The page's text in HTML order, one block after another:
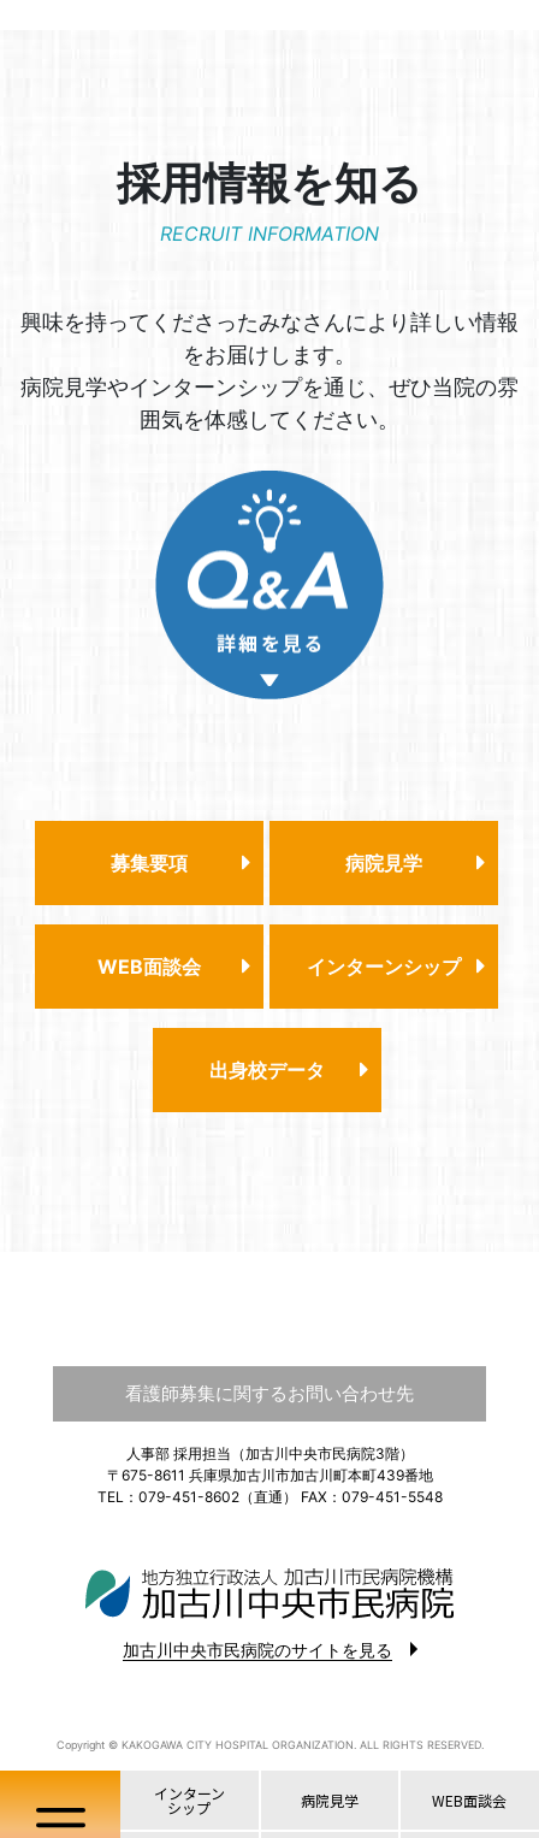
インターン
シップ 病院見学 WEB面談会
採用情報を知る
RECRUIT INFORMATION
興味を持ってくださったみなさんにより詳しい情報
をお届けします。
病院見学やインターンシップを通じ、ぜひ当院の雰
囲気を体感してください。
募集要項 病院見学
WEB面談会 インターンシップ
出身校データ
看護師募集に関するお問い合わせ先
人事部 採用担当（加古川中央市民病院3階）
〒675-8611 兵庫県加古川市加古川町本町439番地
TEL：079-451-8602（直通） FAX：079-451-5548
加古川中央市民病院のサイトを見る
Copyright © KAKOGAWA CITY HOSPITAL ORGANIZATION. ALL RIGHTS RESERVED.